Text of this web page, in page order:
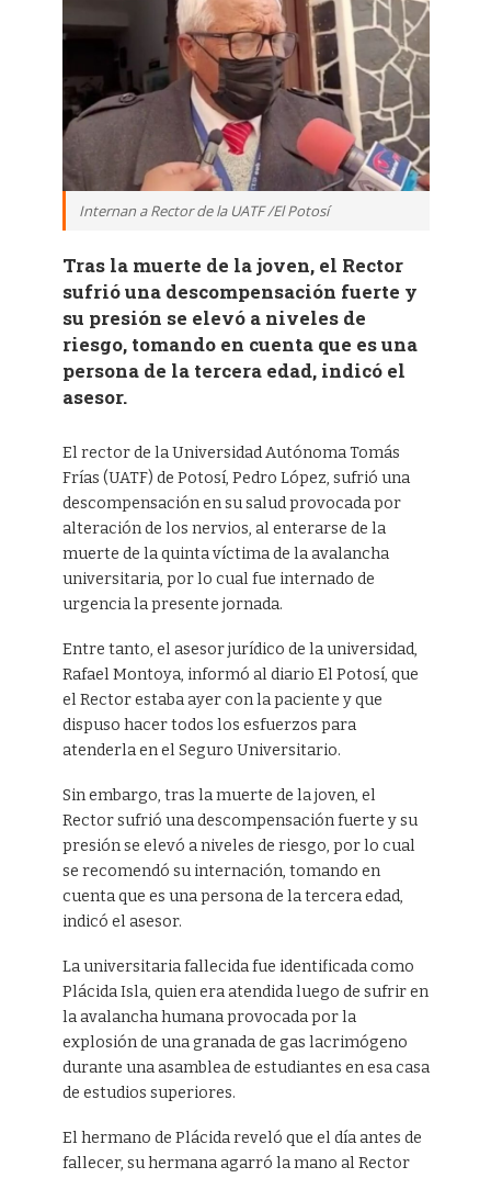
Internan a Rector de la UATF /El Potosí
Tras la muerte de la joven, el Rector
sufrió una descompensación fuerte y
su presión se elevó a niveles de
riesgo, tomando en cuenta que es una
persona de la tercera edad, indicó el
asesor.
El rector de la Universidad Autónoma Tomás
Frías (UATF) de Potosí, Pedro López, sufrió una
descompensación en su salud provocada por
alteración de los nervios, al enterarse de la
muerte de la quinta víctima de la avalancha
universitaria, por lo cual fue internado de
urgencia la presente jornada.
Entre tanto, el asesor jurídico de la universidad,
Rafael Montoya, informó al diario El Potosí, que
el Rector estaba ayer con la paciente y que
dispuso hacer todos los esfuerzos para
atenderla en el Seguro Universitario.
Sin embargo, tras la muerte de la joven, el
Rector sufrió una descompensación fuerte y su
presión se elevó a niveles de riesgo, por lo cual
se recomendó su internación, tomando en
cuenta que es una persona de la tercera edad,
indicó el asesor.
La universitaria fallecida fue identificada como
Plácida Isla, quien era atendida luego de sufrir en
la avalancha humana provocada por la
explosión de una granada de gas lacrimógeno
durante una asamblea de estudiantes en esa casa
de estudios superiores.
El hermano de Plácida reveló que el día antes de
fallecer, su hermana agarró la mano al Rector